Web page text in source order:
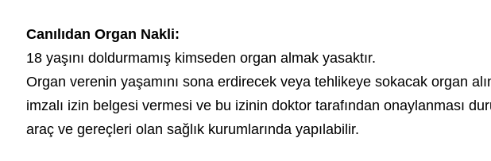
Canılıdan Organ Nakli:
18 yaşını doldurmamış kimseden organ almak yasaktır.
Organ verenin yaşamını sona erdirecek veya tehlikeye sokacak organ
imzalı izin belgesi vermesi ve bu izinin doktor tarafından onaylanması
araç ve gereçleri olan sağlık kurumlarında yapılabilir.